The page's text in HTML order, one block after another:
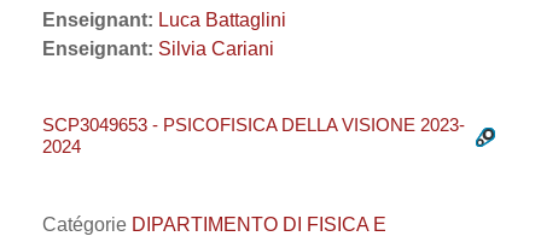
Enseignant: Luca Battaglini
Enseignant: Silvia Cariani
SCP3049653 - PSICOFISICA DELLA VISIONE 2023-
2024
Catégorie DIPARTIMENTO DI FISICA E